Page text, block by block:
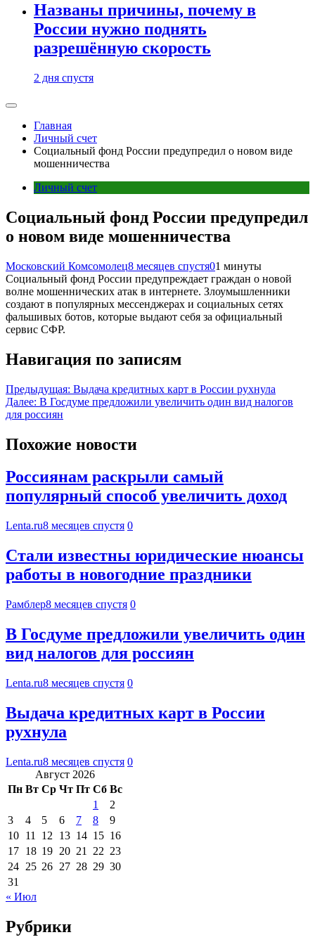
Названы причины, почему в
России нужно поднять
разрешённую скорость
2 дня спустя
Главная
Личный счет
Социальный фонд России предупредил о новом виде
мошенничества
Личный счет
Социальный фонд России предупредил
о новом виде мошенничества
Московский Комсомолец8 месяцев спустя01 минуты
Социальный фонд России предупреждает граждан о новой
волне мошеннических атак в интернете. Злоумышленники
создают в популярных мессенджерах и социальных сетях
фальшивых ботов, которые выдают себя за официальный
сервис СФР.
Навигация по записям
Предыдущая: Выдача кредитных карт в России рухнула
Далее: В Госдуме предложили увеличить один вид налогов
для россиян
Похожие новости
Россиянам раскрыли самый
популярный способ увеличить доход
Lenta.ru8 месяцев спустя 0
Стали известны юридические нюансы
работы в новогодние праздники
Рамблер8 месяцев спустя 0
В Госдуме предложили увеличить один
вид налогов для россиян
Lenta.ru8 месяцев спустя 0
Выдача кредитных карт в России
рухнула
Lenta.ru8 месяцев спустя 0
Август 2026
Пн Вт Ср Чт Пт Сб Вс
1
2
3
4 5 6 7 8
9
10 11 12 13 14 15 16
17 18 19 20 21 22 23
24 25 26 27 28 29 30
31
« Июл
Рубрики